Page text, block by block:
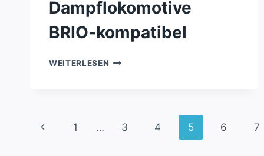
Dampflokomotive
BRIO-kompatibel
WEITERLESEN FLYING
Seitennavigation
Vorherige
1 … 3 4 5 6 7